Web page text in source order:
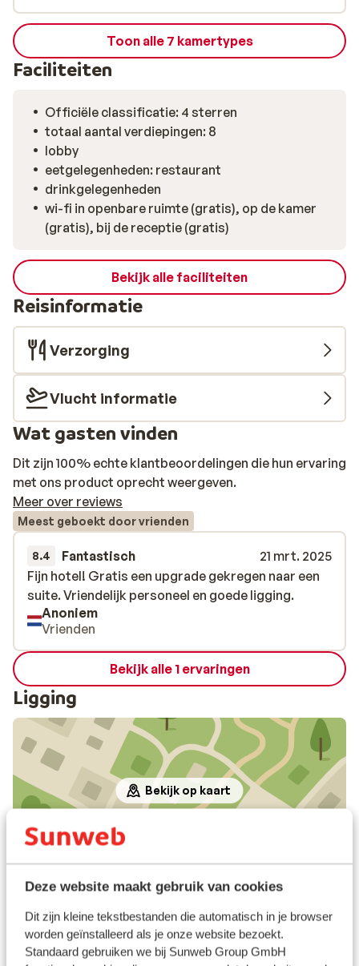
Deze website maakt gebruik van cookies
Dit zijn kleine tekstbestanden die automatisch in je browser
worden geïnstalleerd als je onze website bezoekt.
Standaard gebruiken we bij Sunweb Group GmbH
Toon alle 7 kamertypes
Faciliteiten
Officiële classificatie: 4 sterren
totaal aantal verdiepingen: 8
lobby
eetgelegenheden: restaurant
drinkgelegenheden
wi-fi in openbare ruimte (gratis), op de kamer
(gratis), bij de receptie (gratis)
Bekijk alle faciliteiten
Reisinformatie
Verzorging
Vlucht informatie
Wat gasten vinden
Dit zijn 100% echte klantbeoordelingen die hun ervaring
met ons product oprecht weergeven.
Meer over reviews
Meest geboekt door vrienden
8.4 Fantastisch
21 mrt. 2025
Fijn hotel! Gratis een upgrade gekregen naar een
suite. Vriendelijk personeel en goede ligging.
Fijn hotel! Gratis een upgrade gekregen naar een
suite. Vriendelijk personeel en goede ligging.
Anoniem
Vrienden
Bekijk alle 1 ervaringen
Ligging
Bekijk op kaart
In de buurt
Treinstation: 4 km